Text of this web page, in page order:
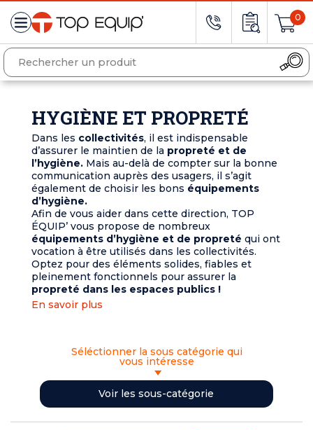
0
HYGIÈNE ET PROPRETÉ
Dans les collectivités, il est indispensable
d’assurer le maintien de la propreté et de
l’hygiène. Mais au-delà de compter sur la bonne
communication auprès des usagers, il s’agit
également de choisir les bons équipements
d’hygiène.
Afin de vous aider dans cette direction, TOP
ÉQUIP’ vous propose de nombreux
équipements d’hygiène et de propreté qui ont
vocation à être utilisés dans les collectivités.
Optez pour des éléments solides, fiables et
pleinement fonctionnels pour assurer la
propreté dans les espaces publics !
En savoir plus
Séléctionner la sous catégorie qui
vous intéresse
<< RETOUR
DISTRIBUTEURS DE SAVON OU GEL
HYDROALCOOLIQUE
Voir les sous-catégorie